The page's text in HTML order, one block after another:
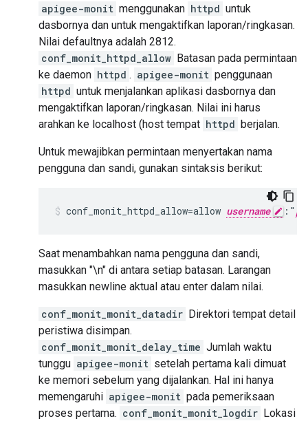
apigee-monit menggunakan httpd untuk
dasbornya dan untuk mengaktifkan laporan/ringkasan.
Nilai defaultnya adalah 2812.
conf_monit_httpd_allow Batasan pada permintaan
ke daemon httpd . apigee-monit penggunaan
httpd untuk menjalankan aplikasi dasbornya dan
mengaktifkan laporan/ringkasan. Nilai ini harus
arahkan ke localhost (host tempat httpd berjalan.
Untuk mewajibkan permintaan menyertakan nama
pengguna dan sandi, gunakan sintaksis berikut:
conf_monit_httpd_allow=allow username :"
Saat menambahkan nama pengguna dan sandi,
masukkan "\n" di antara setiap batasan. Larangan
masukkan newline aktual atau enter dalam nilai.
conf_monit_monit_datadir Direktori tempat detail
peristiwa disimpan.
conf_monit_monit_delay_time Jumlah waktu
tunggu apigee-monit setelah pertama kali dimuat
ke memori sebelum yang dijalankan. Hal ini hanya
memengaruhi apigee-monit pada pemeriksaan
proses pertama. conf_monit_monit_logdir Lokasi